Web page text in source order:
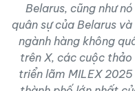
Belarus, cũng như
quân sự của Belarus
ngành hàng không
trên X, các cuộc
triển lãm MILEX